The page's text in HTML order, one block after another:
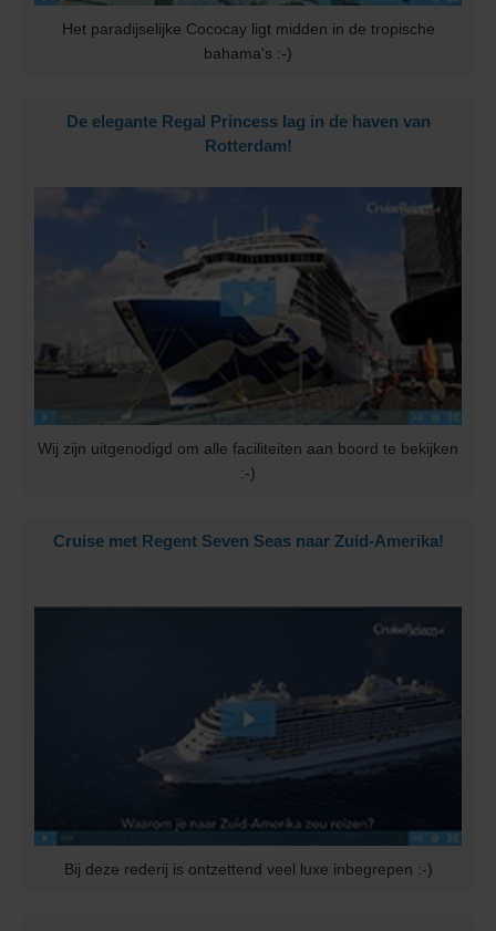
Het paradijselijke Cococay ligt midden in de tropische
bahama's :-)
De elegante Regal Princess lag in de haven van
Rotterdam!
Wij zijn uitgenodigd om alle faciliteiten aan boord te bekijken
:-)
Cruise met Regent Seven Seas naar Zuid-Amerika!
Bij deze rederij is ontzettend veel luxe inbegrepen :-)